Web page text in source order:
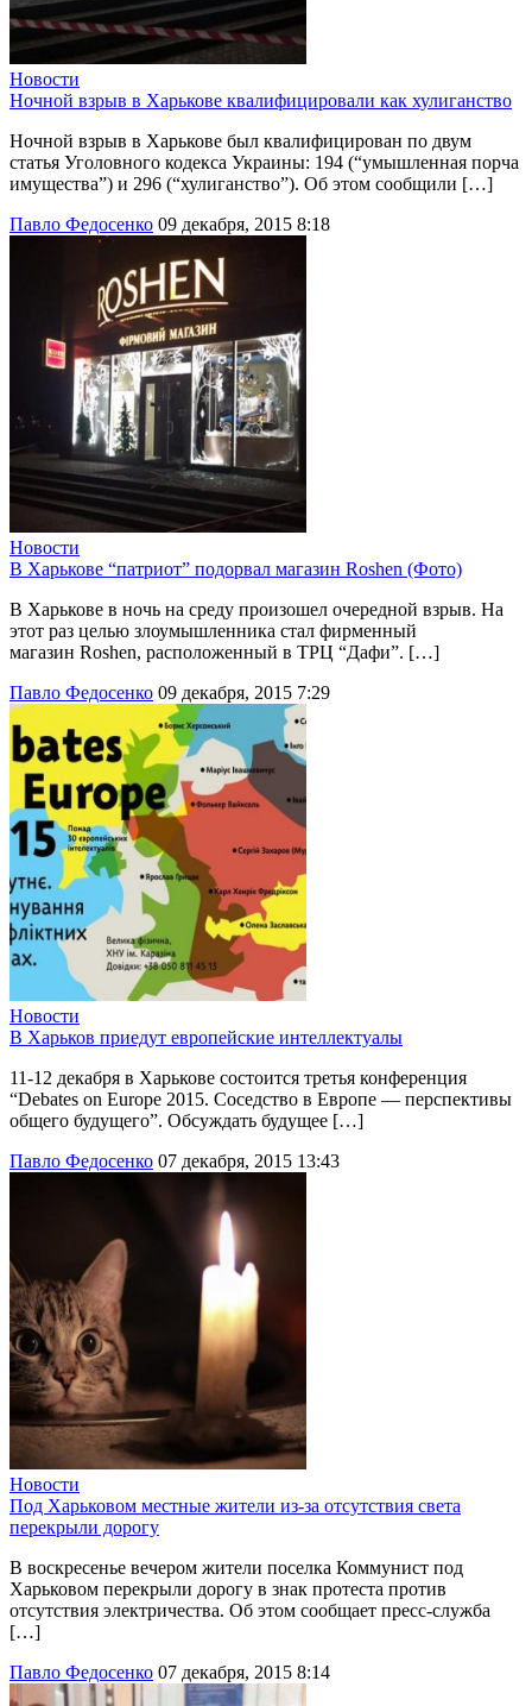
Новости
Ночной взрыв в Харькове квалифицировали как хулиганство
Ночной взрыв в Харькове был квалифицирован по двум
статья Уголовного кодекса Украины: 194 (“умышленная порча
имущества”) и 296 (“хулиганство”). Об этом сообщили […]
Павло Федосенко 09 декабря, 2015 8:18
Новости
В Харькове “патриот” подорвал магазин Roshen (Фото)
В Харькове в ночь на среду произошел очередной взрыв. На
этот раз целью злоумышленника стал фирменный
магазин Roshen, расположенный в ТРЦ “Дафи”. […]
Павло Федосенко 09 декабря, 2015 7:29
Новости
В Харьков приедут европейские интеллектуалы
11-12 декабря в Харькове состоится третья конференция
“Debates on Europe 2015. Соседство в Европе — перспективы
общего будущего”. Обсуждать будущее […]
Павло Федосенко 07 декабря, 2015 13:43
Новости
Под Харьковом местные жители из-за отсутствия света
перекрыли дорогу
В воскресенье вечером жители поселка Коммунист под
Харьковом перекрыли дорогу в знак протеста против
отсутствия электричества. Об этом сообщает пресс-служба
[…]
Павло Федосенко 07 декабря, 2015 8:14